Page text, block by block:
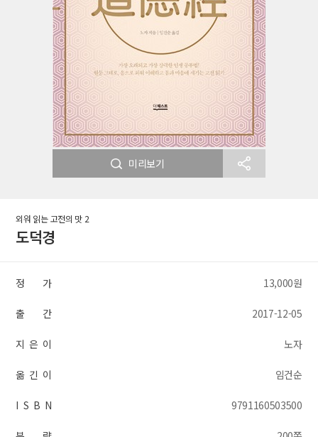
미리보기
외워 읽는 고전의 맛 2
도덕경
정 가 13,000원
출 간 2017-12-05
지 은 이 노자
옮 긴 이 임건순
I S B N 9791160503500